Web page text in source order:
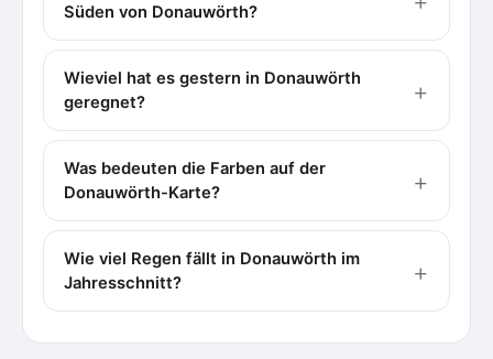
Süden von Donauwörth?
Wieviel hat es gestern in Donauwörth
geregnet?
Was bedeuten die Farben auf der
Donauwörth-Karte?
Wie viel Regen fällt in Donauwörth im
Jahresschnitt?